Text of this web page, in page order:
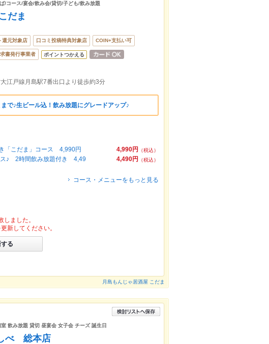
/コース/宴会/飲み会/貸切/子ども/飲み放題
だま
還元対象店 口コミ投稿特典対象店 COIN+支払い可
書発行事業者 ポイントつかえる
江戸線月島駅7番出口より徒歩約3分
で♪生ビール込！飲み放題にグレードアップ♪
4,990円
（税込）
「こだま」コース 4,990円
4,490円
（税込）
ス♪ 2時間飲み放題付き 4,49
コース・メニューをもっと見る
しました。
新してください。
る
月島もんじゃ居酒屋 こだま
飲み放題 貸切 昼宴会 女子会 チーズ 誕生日
べ 総本店